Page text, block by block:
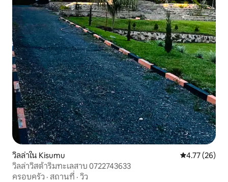
วิลล่าใน Kisumu คะแนนเฉลี่ย
4.77 (26)
วิลล่าวิสต้าริมทะเลสาบ 0722743633
ครอบครัว · สถานที่ · วิว